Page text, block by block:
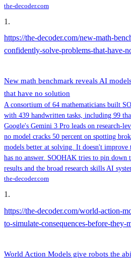
the-decoder.com
1 .
https://the-decoder.com/new-math-
confidently-solve-problems-that-have-
New math benchmark reveals AI
that have no solution
A consortium of 64 mathematicians built
with 439 handwritten tasks, including 99
Google's Gemini 3 Pro leads on research-
no model cracks 50 percent on spotting
models better at solving. It doesn't
has no answer. SOOHAK tries to pin down
results and the broad research skills AI
the-decoder.com
1 .
https://the-decoder.com/world-action-
to-simulate-consequences-before-they-
World Action Models give robots the